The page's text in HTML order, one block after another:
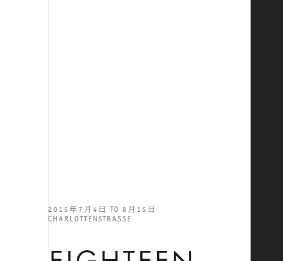
2015年7月4日 TO 8月16日
CHARLOTTENSTRASSE